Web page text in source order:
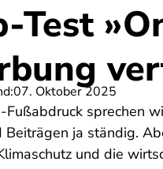
Test
07. Oktober 2025
Fußabdruck sprechen
Beiträgen ja ständig.
und die